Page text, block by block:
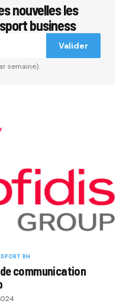
nouvelles les
business
Valider
semaine).
SPORT RH
communication